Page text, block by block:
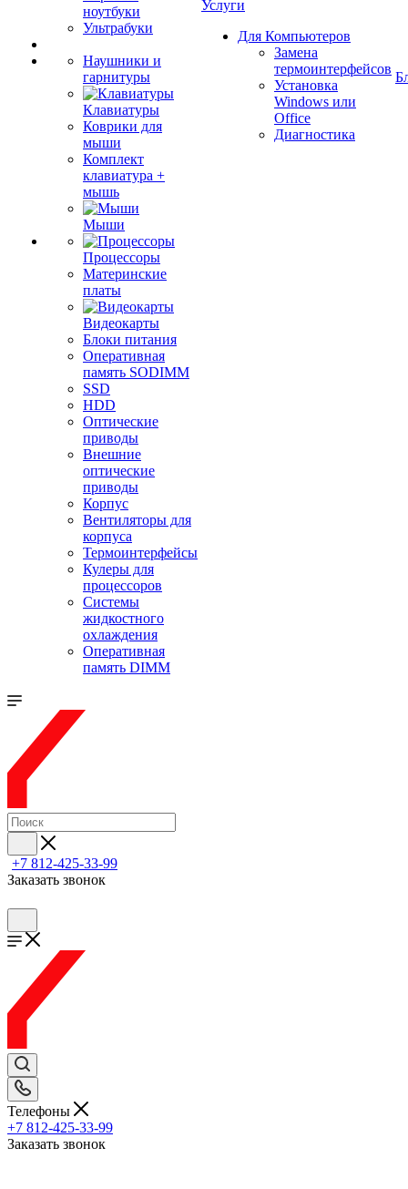
ноутбуки
Ультрабуки
Наушники и
гарнитуры
Клавиатуры
Коврики для
мыши
Комплект
клавиатура +
мышь
Мыши
Процессоры
Материнские
платы
Видеокарты
Блоки питания
Оперативная
память SODIMM
SSD
HDD
Оптические
приводы
Внешние
оптические
приводы
Корпус
Вентиляторы для
корпуса
Термоинтерфейсы
Кулеры для
процессоров
Системы
жидкостного
охлаждения
Оперативная
память DIMM
Услуги
Для Компьютеров
Замена
термоинтерфейсов
Установка
Windows или
Office
Диагностика
+7 812-425-33-99
Заказать звонок
Телефоны
+7 812-425-33-99
Заказать звонок